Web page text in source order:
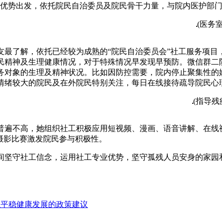
势出发，依托院民自治委员及院民骨干力量，与院内医护部
(医务
最了解，依托已经较为成熟的“院民自治委员会”社工服务项
精神及生理健康情况，对于特殊情况早发现早预防。微信群
对象的生理及精神状况。比如因防控需要，院内停止聚集性
绪较大的院民及在外院民特别关注，每日在线接待疏导院民心
(指导残
遍不高，她组织社工积极应用短视频、漫画、语音讲解、在
比赛激发院民参与积极性。
守社工信念，运用社工专业优势，坚守孤残人员安身的家
稳健康发展的政策建议